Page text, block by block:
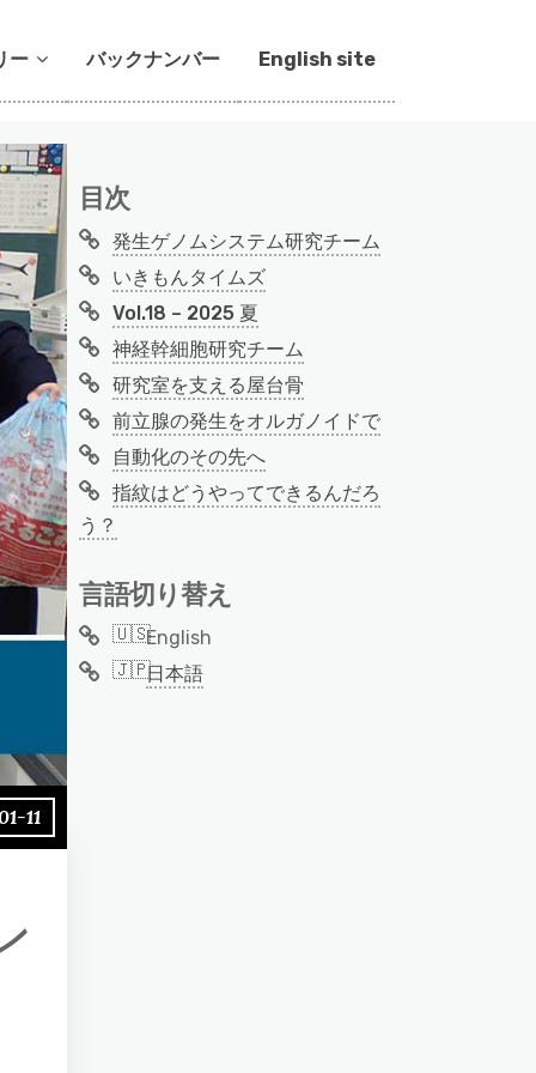
ー バックナンバー English site
11
目次
発生ゲノムシステム研究チーム
いきもんタイムズ
Vol.18 – 2025 夏
神経幹細胞研究チーム
研究室を支える屋台骨
前立腺の発生をオルガノイドで
自動化のその先へ
指紋はどうやってできるんだろ
う？
言語切り替え
English
日本語